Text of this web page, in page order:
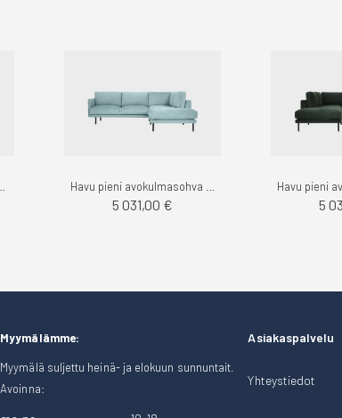
5 031,00 € 5
Myymälämme:
Myymälä suljettu heinä- ja elokuun sunnuntait.
Avoinna:
Asiakaspalvelu
Yhteystiedot